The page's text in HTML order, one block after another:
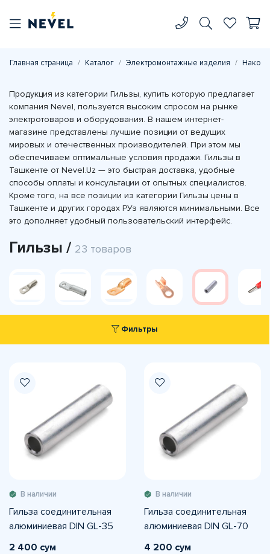
Главная страница Каталог Электромонтажные изделия
Продукция из категории Гильзы, купить которую предлагает
компания Nevel, пользуется высоким спросом на рынке
электротоваров и оборудования. В нашем интернет-
магазине представлены лучшие позиции от ведущих
мировых и отечественных производителей. При этом мы
обеспечиваем оптимальные условия продажи. Гильзы в
Ташкенте от Nevel.Uz — это быстрая доставка, удобные
способы оплаты и консультации от опытных специалистов.
Кроме того, на все позиции из категории Гильзы цены в
Ташкенте и других городах РУз являются минимальными. Все
это дополняет удобный пользовательский интерфейс.
Гильзы / 23 товаров
Фильтры
В наличии
Гильза соединительная
алюминиевая DIN GL-35
2 400 сум
В наличии
Гильза соединительная
алюминиевая DIN GL-70
4 200 сум